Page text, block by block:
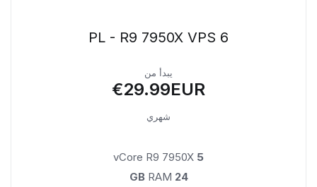
PL - R9 7950X VPS 6
يبدأ من
€29.99EUR
شهري
5
24 GB
RAM